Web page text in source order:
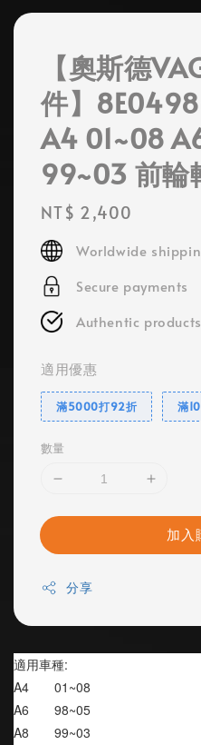
【奧斯德
件】
A4 01~08
99~03 前輪
Regular
price
NT$ 2,400
Worldwide
Secure payments
Authentic products
適用優惠
滿5000打92折 滿
數量
加入
分享
適用車種:
A4       01~08
A6       98~05
A8       99~03